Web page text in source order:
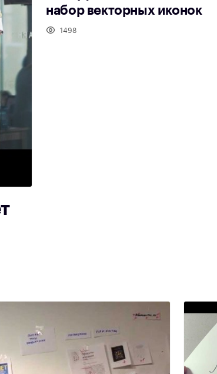
набор векторных иконок
1498